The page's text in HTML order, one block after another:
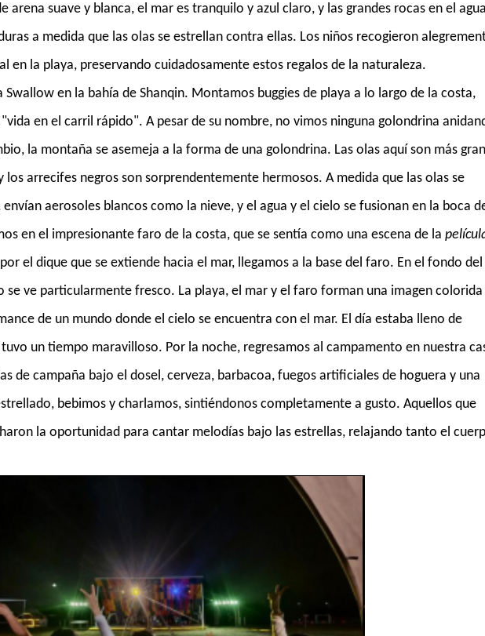
arena suave y blanca, el mar es tranquilo y azul claro, y las grandes rocas en el
a medida que las olas se estrellan contra ellas. Los niños recogieron
en la playa, preservando cuidadosamente estos regalos de la naturaleza.
en la bahía de Shanqin. Montamos buggies de playa a lo largo de la costa,
en el carril rápido". A pesar de su nombre, no vimos ninguna golondrina
la montaña se asemeja a la forma de una golondrina. Las olas aquí son más
los arrecifes negros son sorprendentemente hermosos. A medida que las olas se
aerosoles blancos como la nieve, y el agua y el cielo se fusionan en la boca
en el impresionante faro de la costa, que se sentía como una escena de la
el dique que se extiende hacia el mar, llegamos a la base del faro. En el fondo del
se ve particularmente fresco. La playa, el mar y el faro forman una imagen colorida
de un mundo donde el cielo se encuentra con el mar. El día estaba lleno de
un tiempo maravilloso. Por la noche, regresamos al campamento en nuestra
de campaña bajo el dosel, cerveza, barbacoa, fuegos artificiales de hoguera y una
bebimos y charlamos, sintiéndonos completamente a gusto. Aquellos que
la oportunidad para cantar melodías bajo las estrellas, relajando tanto el